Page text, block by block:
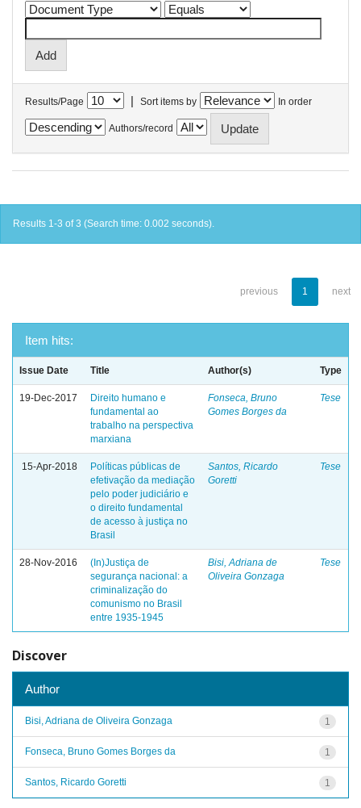
Results/Page | Sort items by In order
Authors/record
Results 1-3 of 3 (Search time: 0.002 seconds).
previous 1 next
Item hits:
Issue Date Title Author(s) Type
19-Dec-2017
Direito humano e
fundamental ao
trabalho na perspectiva
marxiana
Fonseca, Bruno
Gomes Borges da
Tese
15-Apr-2018
Políticas públicas de
efetivação da mediação
pelo poder judiciário e
o direito fundamental
de acesso à justiça no
Brasil
Santos, Ricardo
Goretti
Tese
28-Nov-2016
(In)Justiça de
segurança nacional: a
criminalização do
comunismo no Brasil
entre 1935-1945
Bisi, Adriana de
Oliveira Gonzaga
Tese
Discover
Author
1
Bisi, Adriana de Oliveira Gonzaga
1
Fonseca, Bruno Gomes Borges da
1
Santos, Ricardo Goretti